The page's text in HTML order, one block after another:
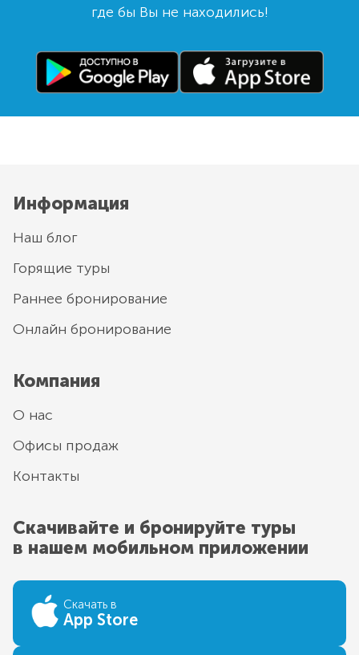
где бы Вы не находились!
Информация
Наш блог
Горящие туры
Раннее бронирование
Онлайн бронирование
Компания
О нас
Офисы продаж
Контакты
Скачивайте и бронируйте туры
в нашем мобильном приложении
Скачать в
App Store